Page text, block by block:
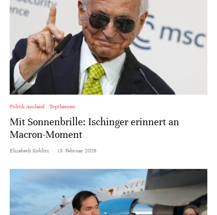
Politik Ausland Topthemen
Mit Sonnenbrille: Ischinger erinnert an
Macron-Moment
Elisabeth Koblitz · 13. Februar 2026